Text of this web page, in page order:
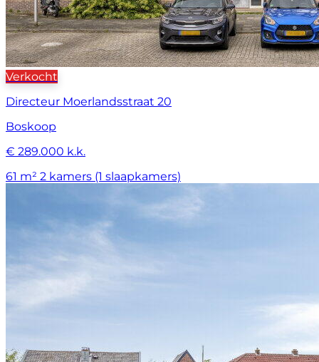
Verkocht
Directeur Moerlandsstraat 20
Boskoop
€ 289.000 k.k.
61 m² 2 kamers (1 slaapkamers)